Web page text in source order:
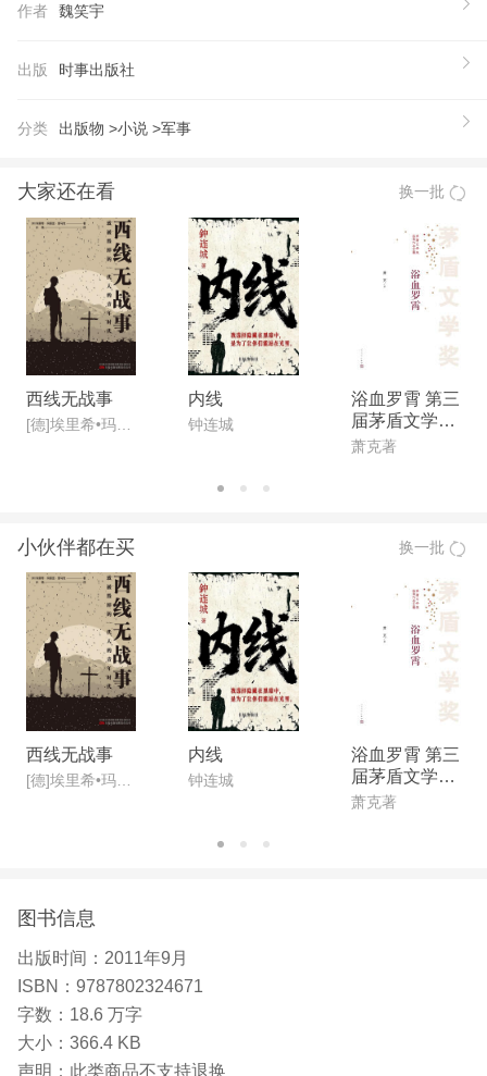
特种兵！ 《血狼》——一支神秘的部队，一群强悍
【作者】
事题材小说创作至今，笔耕不辍，先后发表作品近30
畅，被读者誉为军事小说领域之“刀锋战士”。代表
作：《铁血兵魂》，《刀锋所向》、《绝地刀锋》
等。
作者 魏笑宇
出版 时事出版社
分类 出版物 >小说 >军事
大家还在看 换一批
西线无战事
[德]埃里希•玛丽亚•雷马克
内线
钟连城
浴血罗霄 第三
届茅盾文学奖
获奖作品
萧克著
小伙伴都在买 换一批
西线无战事
[德]埃里希•玛丽亚•雷马克
内线
钟连城
浴血罗霄 第三
届茅盾文学奖
获奖作品
萧克著
图书信息
出版时间： 2011年9月
ISBN： 9787802324671
字数： 18.6 万字
大小： 366.4 KB
声明： 此类商品不支持退换